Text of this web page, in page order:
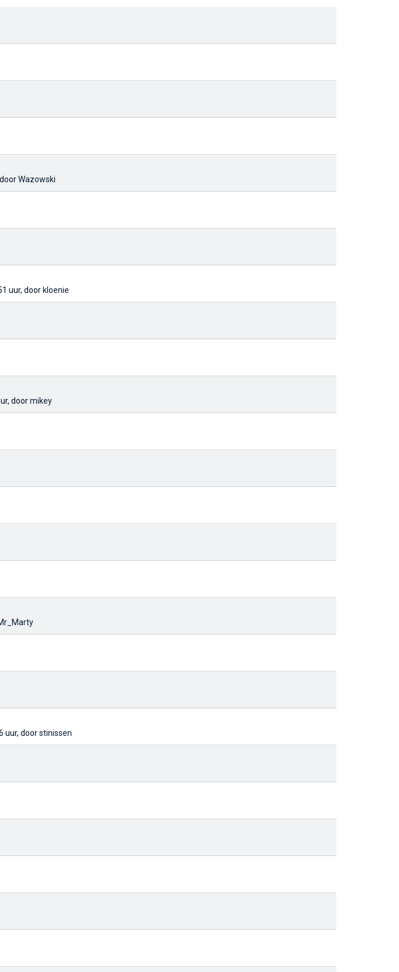
Wazowski
uur, door kloenie
doormikey
uur, doorstinissen